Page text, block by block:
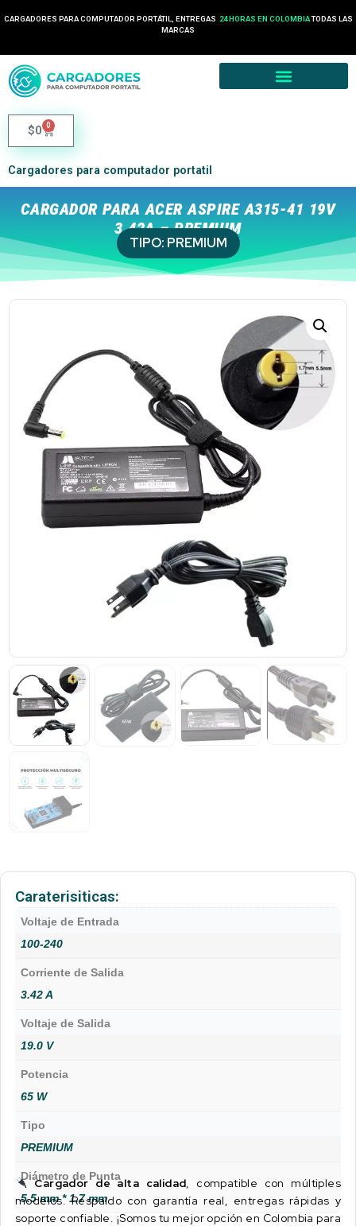
CARGADORES PARA COMPUTADOR PORTÁTIL, ENTREGAS 24 HORAS EN COLOMBIATODAS LAS
MARCAS
$0 0
Cargadores para computador portatil
CARGADOR PARA ACER ASPIRE A315-41 19V
3.42A – PREMIUM
TIPO: PREMIUM
Caraterisiticas:
Voltaje de Entrada
100-240
Corriente de Salida
3.42 A
Voltaje de Salida
19.0 V
Potencia
65 W
Tipo
PREMIUM
Diámetro de Punta
5.5 mm * 1.7 mm
Cargador de alta calidad, compatible con múltiples
modelos. Respaldo con garantía real, entregas rápidas y
soporte confiable. ¡Somos tu mejor opción en Colombia para